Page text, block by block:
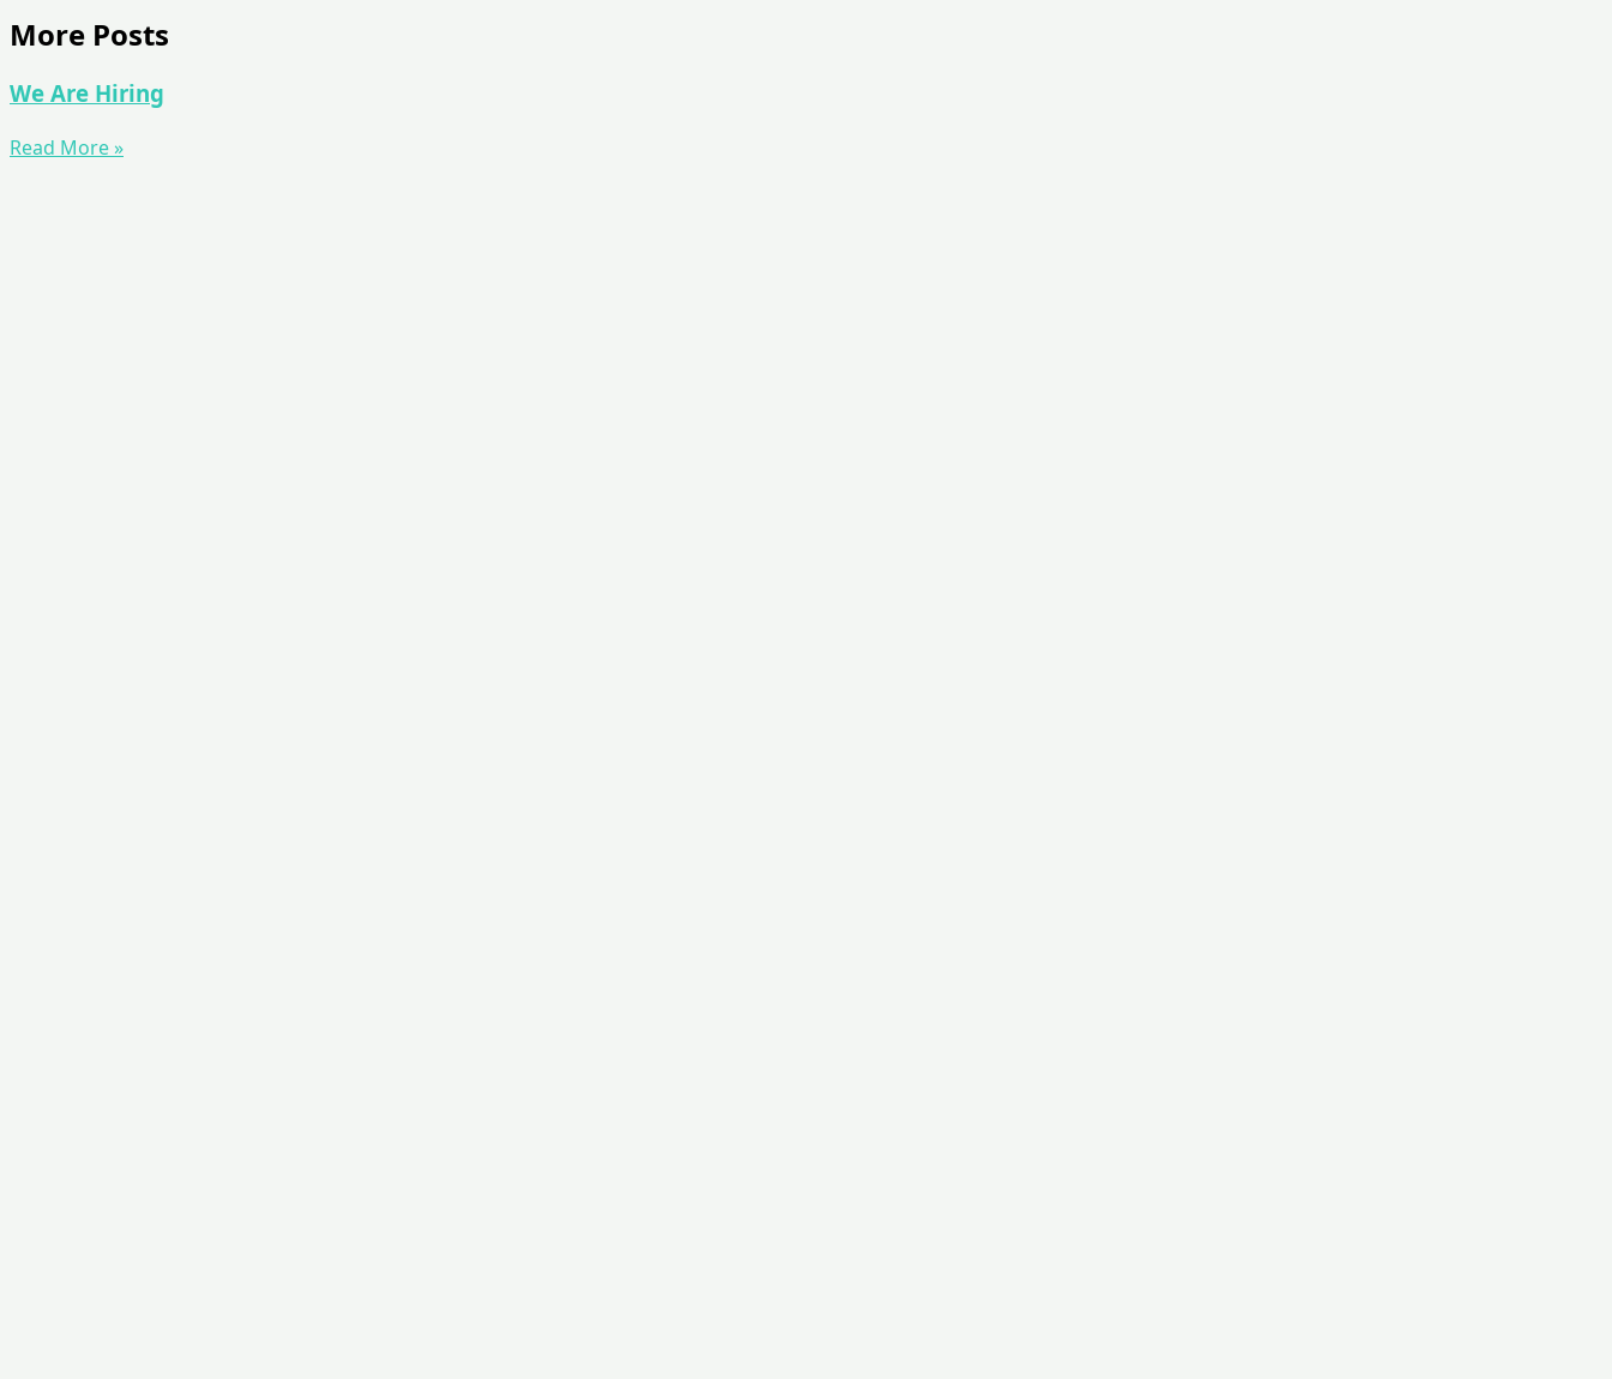
More Posts
We Are Hiring
Read More »